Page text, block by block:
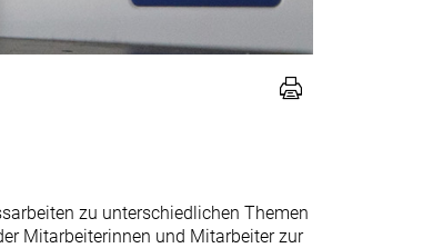
zu unterschiedlichen Themen
Mitarbeiterinnen und Mitarbeiter zur